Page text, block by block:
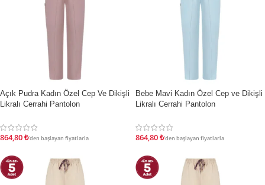
İNDIRIM
Açık Pudra Kadın Özel Cep Ve Dikişli
Likralı Cerrahi Pantolon
864,80₺'den başlayan fiyatlarla
İNDIRIM
Bebe Mavi Kadın Özel Cep ve Dikişli
Likralı Cerrahi Pantolon
864,80₺'den başlayan fiyatlarla